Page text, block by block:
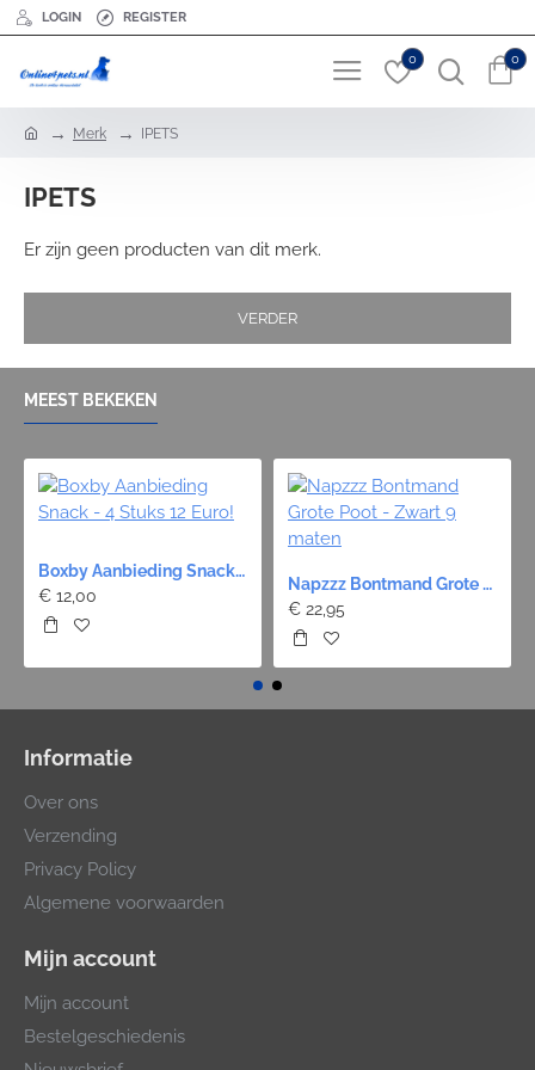
LOGIN REGISTER
0 0
e
Merk IPETS
IPETS
Er zijn geen producten van dit merk.
VERDER
MEEST BEKEKEN
Boxby Aanbieding Snack - 4 Stuks 12 Euro!
€ 12,00
Napzzz Bontmand Grote Poot - Zwart 9 maten
€ 22,95
Informatie
Over ons
Verzending
Privacy Policy
Algemene voorwaarden
Mijn account
Mijn account
Bestelgeschiedenis